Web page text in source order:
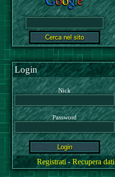
Login
Nick
Password
Registrati-Recupera dati